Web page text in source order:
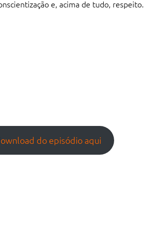
e, acima de tudo, respeito.
do episódio aqui